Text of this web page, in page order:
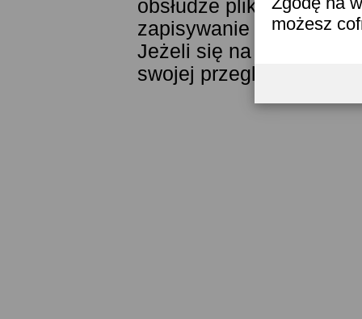
możesz
obsłudze plików
zapisywanie ich w
Jeżeli się na to nie
swojej przeglądarki.